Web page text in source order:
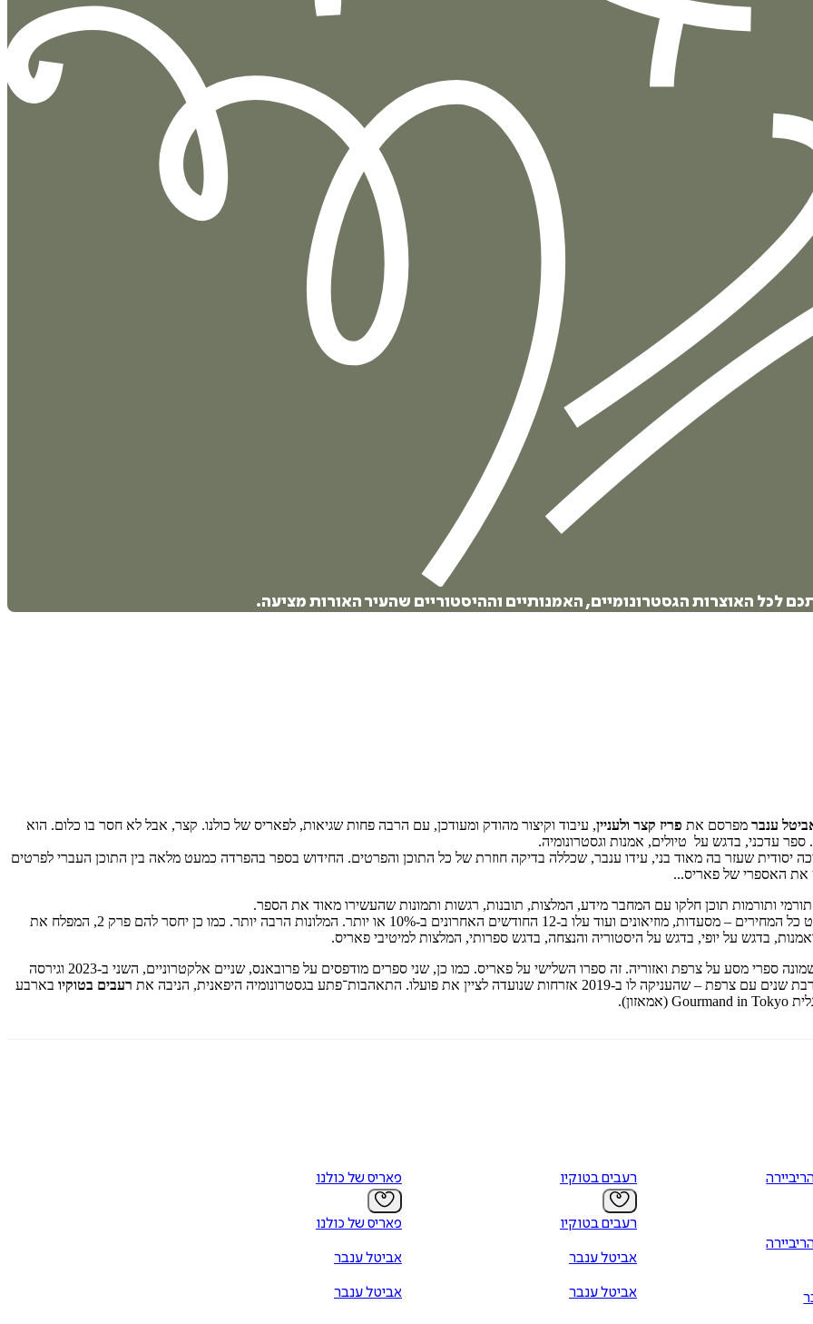
איזה פורמט בא לך?
דיגיטלי
32
לכל האוצרות הגסטרונומיים, האמנותיים וההיסטוריים שהעיר האורות מציעה.
ענבר מפרסם את פריז קצר ולעניין, עיבוד וקיצור מהודק ומעודכן, עם הרבה פחות שגיאות, לפאריס של כולנו. קצר, אבל לא חסר בו כלום. הוא
עדכני, בדגש על טיולים, אמנות וגסטרונומיה.
יסודית שעזר בה מאוד בני, עידו ענבר, שכללה בדיקה חוזרת של כל התוכן והפרטים. החידוש בספר בהפרדה כמעט מלאה בין התוכן העברי לפרטים
את האספרי של פאריס...
ן: כמעט כל המחירים – מסעדות, מוזיאונים ועוד עלו ב-12 החודשים האחרונים ב-10% או יותר. המלונות הרבה יותר. כמו כן יחסר להם פרק 2, המפלח את
בדגש על יופי, בדגש על היסטוריה והנצחה, בדגש ספרותי, המלצות למיטיבי פאריס.
, סופר, מתרגם ספרות ועיתונאי, כתב לקהל סקרני ואנין־טעם שמונה ספרי מסע על צרפת ואזוריה. זה ספרו השלישי על פאריס. כמו כן, שני ספרים מודפסים על פרובאנס, שניים אלקטרוניים, השני ב-2023 וגירסה
את פועלו. התאהבות־פתע בגסטרונומיה היפאנית, הניבה את
רעבים בטוקיו בארבע
רעבים בטוקיו
רעבים בטוקיו
אביטל ענבר
אביטל ענבר
פאריס של כולנו
פאריס של כולנו
אביטל ענבר
אביטל ענבר